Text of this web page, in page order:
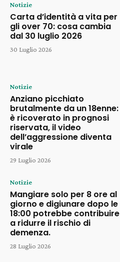
Notizie
Carta d’identità a vita per
gli over 70: cosa cambia
dal 30 luglio 2026
30 Luglio 2026
Notizie
Anziano picchiato
brutalmente da un 18enne:
è ricoverato in prognosi
riservata, il video
dell’aggressione diventa
virale
29 Luglio 2026
Notizie
Mangiare solo per 8 ore al
giorno e digiunare dopo le
18:00 potrebbe contribuire
a ridurre il rischio di
demenza.
28 Luglio 2026